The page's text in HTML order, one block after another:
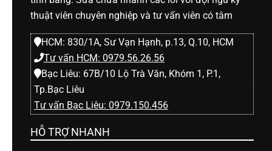
thuật viên chuyên nghiệp và tư vấn viên có tâm
HCM: 830/1A, Sư Vạn Hạnh, p.13, Q.10, HCM
Tư vấn HCM: 0979.56.26.56
Bạc Liêu: 67B/10 Lộ Trà Văn, Khóm 1, P.1,
Tp.Bạc Liêu
Tư vấn Bạc Liêu: 0979.150.456
HỖ TRỢ NHANH